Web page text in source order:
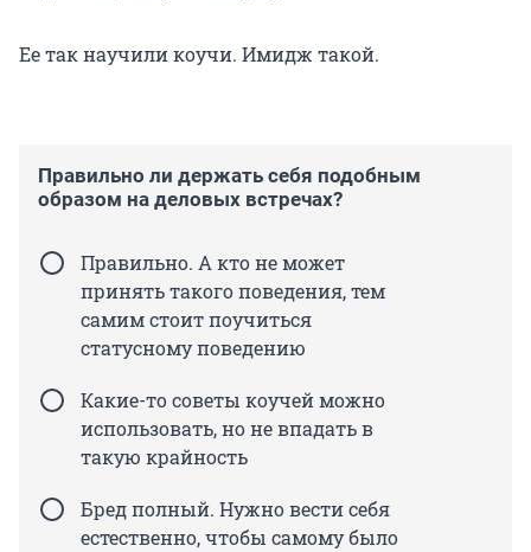
Ее так научили коучи. Имидж такой.
Правильно ли держать себя подобным
образом на деловых встречах?
Правильно. А кто не может
принять такого поведения, тем
самим стоит поучиться
статусному поведению
Какие-то советы коучей можно
использовать, но не впадать в
такую крайность
Бред полный. Нужно вести себя
естественно, чтобы самому было